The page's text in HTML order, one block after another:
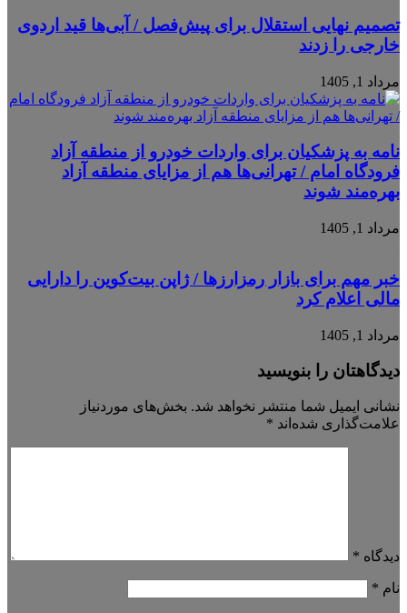
تصمیم نهایی استقلال برای پیش‌فصل / آبی‌ها قید اردوی
خارجی را زدند
مرداد 1, 1405
نامه به پزشکیان برای واردات خودرو از منطقه آزاد
فرودگاه امام / تهرانی‌ها هم از مزایای منطقه آزاد
بهره‌مند شوند
مرداد 1, 1405
خبر مهم برای بازار رمزارزها / ژاپن بیت‌کوین را دارایی
مالی اعلام کرد
مرداد 1, 1405
دیدگاهتان را بنویسید
نشانی ایمیل شما منتشر نخواهد شد. بخش‌های موردنیاز
علامت‌گذاری شده‌اند *
دیدگاه *
نام *